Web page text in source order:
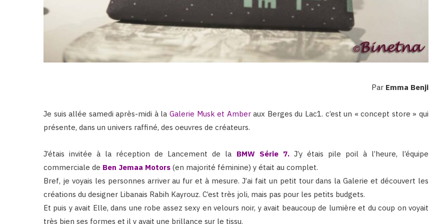
Par Emma Benji
Je suis allée samedi après-midi à la Galerie Musk et Amberaux Berges du Lac1. c’est un « concept store » qui
présente, dans un univers raffiné, des oeuvres de créateurs.
J’étais invitée à la réception de Lancement de la BMW Série 7.J’y étais pile poil à l’heure, l’équipe
commerciale de Ben Jemaa Motors (en majorité féminine) y était au complet.
Bref, je voyais les personnes arriver au fur et à mesure. J’ai fait un petit tour dans la Galerie et découvert les
créations du designer Libanais Rabih Kayrouz. C’est très joli, mais pas pour les petits budgets.
Et puis y avait Elle, dans une robe assez sexy en velours noir, y avait beaucoup de lumière et du coup on voyait
très bien ses formes et il y avait une brillance sur le tissu.